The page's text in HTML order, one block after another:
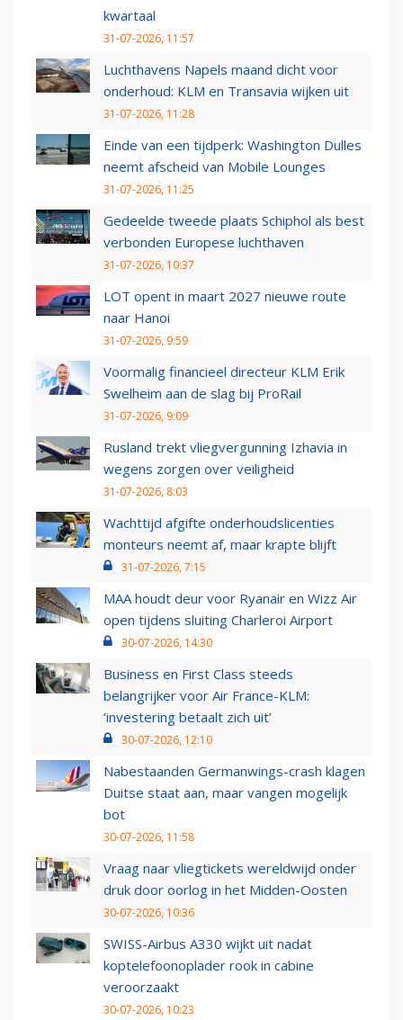
kwartaal
31-07-2026, 11:57
Luchthavens Napels maand dicht voor
onderhoud: KLM en Transavia wijken uit
31-07-2026, 11:28
Einde van een tijdperk: Washington Dulles
neemt afscheid van Mobile Lounges
31-07-2026, 11:25
Gedeelde tweede plaats Schiphol als best
verbonden Europese luchthaven
31-07-2026, 10:37
LOT opent in maart 2027 nieuwe route
naar Hanoi
31-07-2026, 9:59
Voormalig financieel directeur KLM Erik
Swelheim aan de slag bij ProRail
31-07-2026, 9:09
Rusland trekt vliegvergunning Izhavia in
wegens zorgen over veiligheid
31-07-2026, 8:03
Wachttijd afgifte onderhoudslicenties
monteurs neemt af, maar krapte blijft
31-07-2026, 7:15
MAA houdt deur voor Ryanair en Wizz Air
open tijdens sluiting Charleroi Airport
30-07-2026, 14:30
Business en First Class steeds
belangrijker voor Air France-KLM:
‘investering betaalt zich uit’
30-07-2026, 12:10
Nabestaanden Germanwings-crash klagen
Duitse staat aan, maar vangen mogelijk
bot
30-07-2026, 11:58
Vraag naar vliegtickets wereldwijd onder
druk door oorlog in het Midden-Oosten
30-07-2026, 10:36
SWISS-Airbus A330 wijkt uit nadat
koptelefoonoplader rook in cabine
veroorzaakt
30-07-2026, 10:23